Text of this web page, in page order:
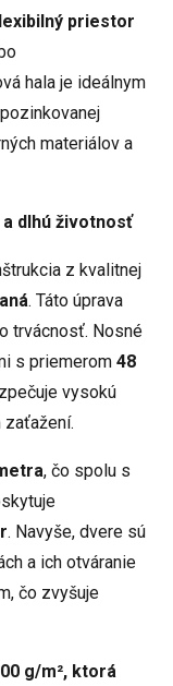
priestor
hala je ideálnym
materiálov a
dlhú životnosť
z kvalitnej
. Táto úprava
trvácnosť. Nosné
s priemerom 48
vysokú
, čo spolu s
. Navyše, dvere sú
a ich otváranie
čo zvyšuje
g/m², ktorá